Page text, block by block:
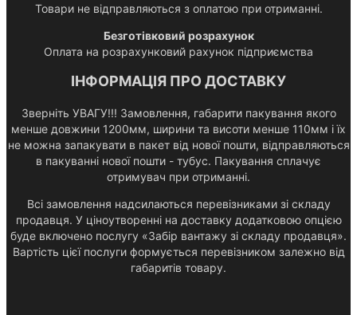
Товари не відправляються з оплатою при отриманні.
Безготівковий розрахунок
Оплата на розрахунковий рахунок підприємства
ІНФОРМАЦІЯ ПРО ДОСТАВКУ
Зверніть УВАГУ!!! Замовлення, габарити пакування якого
менше довжини 1200мм, ширини та висоти менше 110мм і їх
не можна запакувати в пакет від нової пошти, відправляються
в пакуванні нової пошти - тубус. Пакування сплачує
отримувач при отриманні.
Всі замовлення надсилаються перевізниками зі складу
продавця. У ціноутворенні на доставку додатковою опцією
буде включено послугу «Забір вантажу зі складу продавця».
Вартість цієї послуги формується перевізником залежно від
габаритів товару.